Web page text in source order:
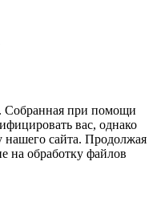
Собранная при помощи
вас, однако
сайта. Продолжая
на обработку файлов